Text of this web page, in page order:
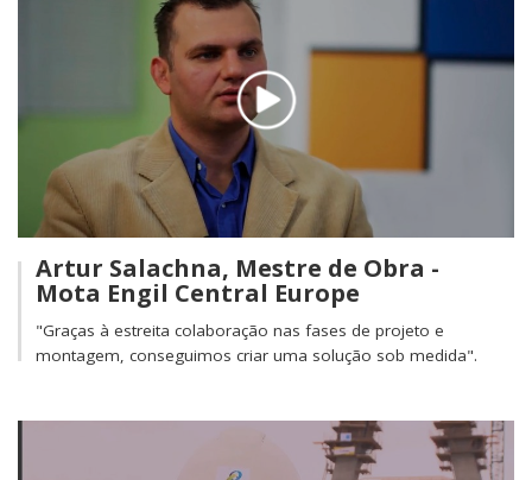
Artur Salachna, Mestre de Obra -
Mota Engil Central Europe
"Graças à estreita colaboração nas fases de projeto e
montagem, conseguimos criar uma solução sob medida".